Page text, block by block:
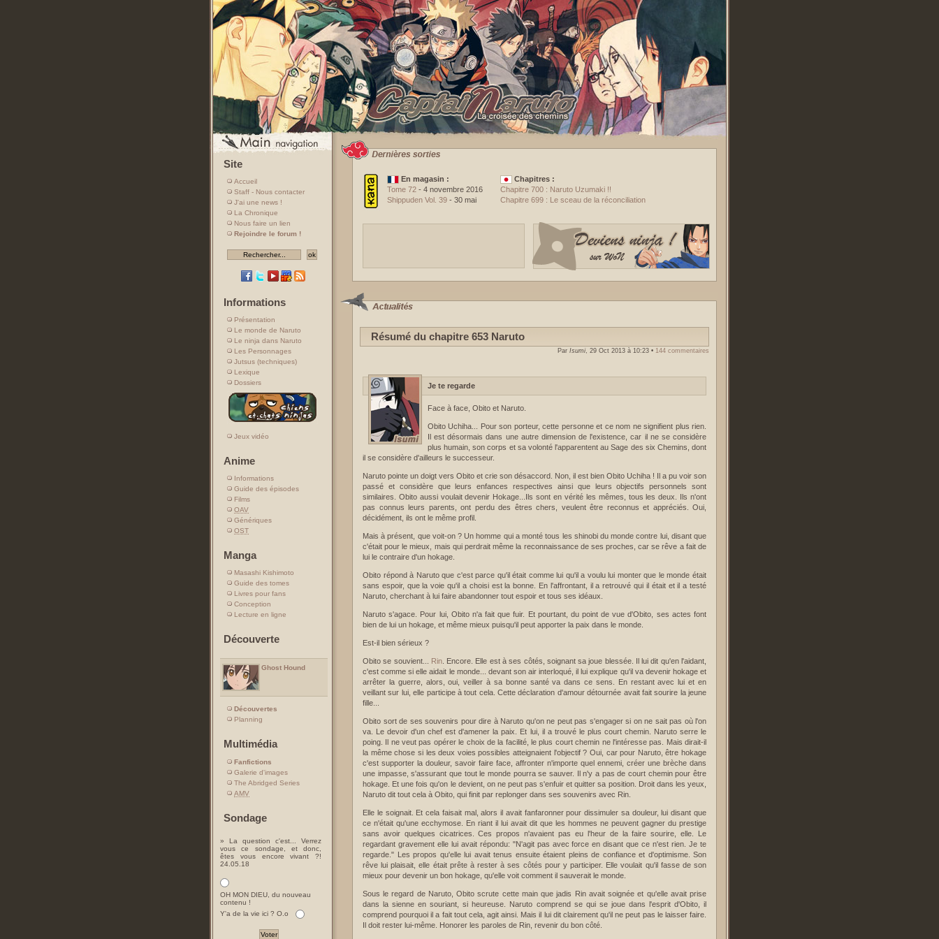
Site
Accueil
Staff - Nous contacter
J'ai une news !
La Chronique
Nous faire un lien
Rejoindre le forum !
Informations
Présentation
Le monde de Naruto
Le ninja dans Naruto
Les Personnages
Jutsus (techniques)
Lexique
Dossiers
Jeux vidéo
Anime
Informations
Guide des épisodes
Films
OAV
Génériques
OST
Manga
Masashi Kishimoto
Guide des tomes
Livres pour fans
Conception
Lecture en ligne
Découverte
Ghost Hound
Découvertes
Planning
Multimédia
Fanfictions
Galerie d'images
The Abridged Series
AMV
Sondage
» La question c'est... Verrez
vous ce sondage, et donc,
êtes vous encore vivant ?!
24.05.18
OH MON DIEU, du nouveau
contenu !
Y'a de la vie ici ? O.o
En magasin :
Tome 72 - 4 novembre 2016
Shippuden Vol. 39 - 30 mai
Chapitres :
Chapitre 700 : Naruto Uzumaki !!
Chapitre 699 : Le sceau de la réconciliation
Résumé du chapitre 653 Naruto
Par Isumi, 29 Oct 2013 à 10:23 • 144 commentaires
Je te regarde
Face à face, Obito et Naruto.
Obito Uchiha... Pour son porteur, cette personne et ce nom ne signifient plus rien.
Il est désormais dans une autre dimension de l'existence, car il ne se considère
plus humain, son corps et sa volonté l'apparentent au Sage des six Chemins, dont
il se considère d'ailleurs le successeur.
Naruto pointe un doigt vers Obito et crie son désaccord. Non, il est bien Obito Uchiha ! Il a pu voir son
passé et considère que leurs enfances respectives ainsi que leurs objectifs personnels sont
similaires. Obito aussi voulait devenir Hokage...Ils sont en vérité les mêmes, tous les deux. Ils n'ont
pas connus leurs parents, ont perdu des êtres chers, veulent être reconnus et appréciés. Oui,
décidément, ils ont le même profil.
Mais à présent, que voit-on ? Un homme qui a monté tous les shinobi du monde contre lui, disant que
c'était pour le mieux, mais qui perdrait même la reconnaissance de ses proches, car se rêve a fait de
lui le contraire d'un hokage.
Obito répond à Naruto que c'est parce qu'il était comme lui qu'il a voulu lui monter que le monde était
sans espoir, que la voie qu'il a choisi est la bonne. En l'affrontant, il a retrouvé qui il était et il a testé
Naruto, cherchant à lui faire abandonner tout espoir et tous ses idéaux.
Naruto s'agace. Pour lui, Obito n'a fait que fuir. Et pourtant, du point de vue d'Obito, ses actes font
bien de lui un hokage, et même mieux puisqu'il peut apporter la paix dans le monde.
Est-il bien sérieux ?
Obito se souvient... Rin. Encore. Elle est à ses côtés, soignant sa joue blessée. Il lui dit qu'en l'aidant,
c'est comme si elle aidait le monde... devant son air interloqué, il lui explique qu'il va devenir hokage et
arrêter la guerre, alors, oui, veiller à sa bonne santé va dans ce sens. En restant avec lui et en
veillant sur lui, elle participe à tout cela. Cette déclaration d'amour détournée avait fait sourire la jeune
fille...
Obito sort de ses souvenirs pour dire à Naruto qu'on ne peut pas s'engager si on ne sait pas où l'on
va. Le devoir d'un chef est d'amener la paix. Et lui, il a trouvé le plus court chemin. Naruto serre le
poing. Il ne veut pas opérer le choix de la facilité, le plus court chemin ne l'intéresse pas. Mais dirait-il
la même chose si les deux voies possibles atteignaient l'objectif ? Oui, car pour Naruto, être hokage
c'est supporter la douleur, savoir faire face, affronter n'importe quel ennemi, créer une brèche dans
une impasse, s'assurant que tout le monde pourra se sauver. Il n'y a pas de court chemin pour être
hokage. Et une fois qu'on le devient, on ne peut pas s'enfuir et quitter sa position. Droit dans les yeux,
Naruto dit tout cela à Obito, qui finit par replonger dans ses souvenirs avec Rin.
Elle le soignait. Et cela faisait mal, alors il avait fanfaronner pour dissimuler sa douleur, lui disant que
ce n'était qu'une ecchymose. En riant il lui avait dit que les hommes ne peuvent gagner du prestige
sans avoir quelques cicatrices. Ces propos n'avaient pas eu l'heur de la faire sourire, elle. Le
regardant gravement elle lui avait répondu: "N'agit pas avec force en disant que ce n'est rien. Je te
regarde." Les propos qu'elle lui avait tenus ensuite étaient pleins de confiance et d'optimisme. Son
rêve lui plaisait, elle était prête à rester à ses côtés pour y participer. Elle voulait qu'il fasse de son
mieux pour devenir un bon hokage, qu'elle voit comment il sauverait le monde.
Sous le regard de Naruto, Obito scrute cette main que jadis Rin avait soignée et qu'elle avait prise
dans la sienne en souriant, si heureuse. Naruto comprend se qui se joue dans l'esprit d'Obito, il
comprend pourquoi il a fait tout cela, agit ainsi. Mais il lui dit clairement qu'il ne peut pas le laisser faire.
Il doit rester lui-même. Honorer les paroles de Rin, revenir du bon côté.